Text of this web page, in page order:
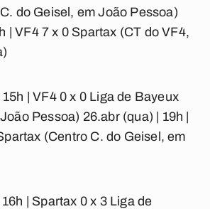
do Geisel, em João Pessoa)
|VF4 7 x 0 Spartax (CT do VF4,
15h |VF4 0 x 0 Liga de Bayeux
Pessoa) 26.abr (qua) | 19h |
(Centro C. do Geisel, em
| Spartax 0 x 3 Liga de